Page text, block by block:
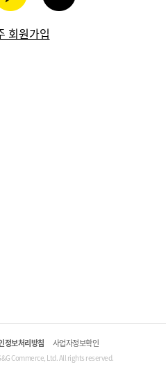
회원가입
정보처리방침 사업자정보확인
Commerce, Ltd. All rights reserved.